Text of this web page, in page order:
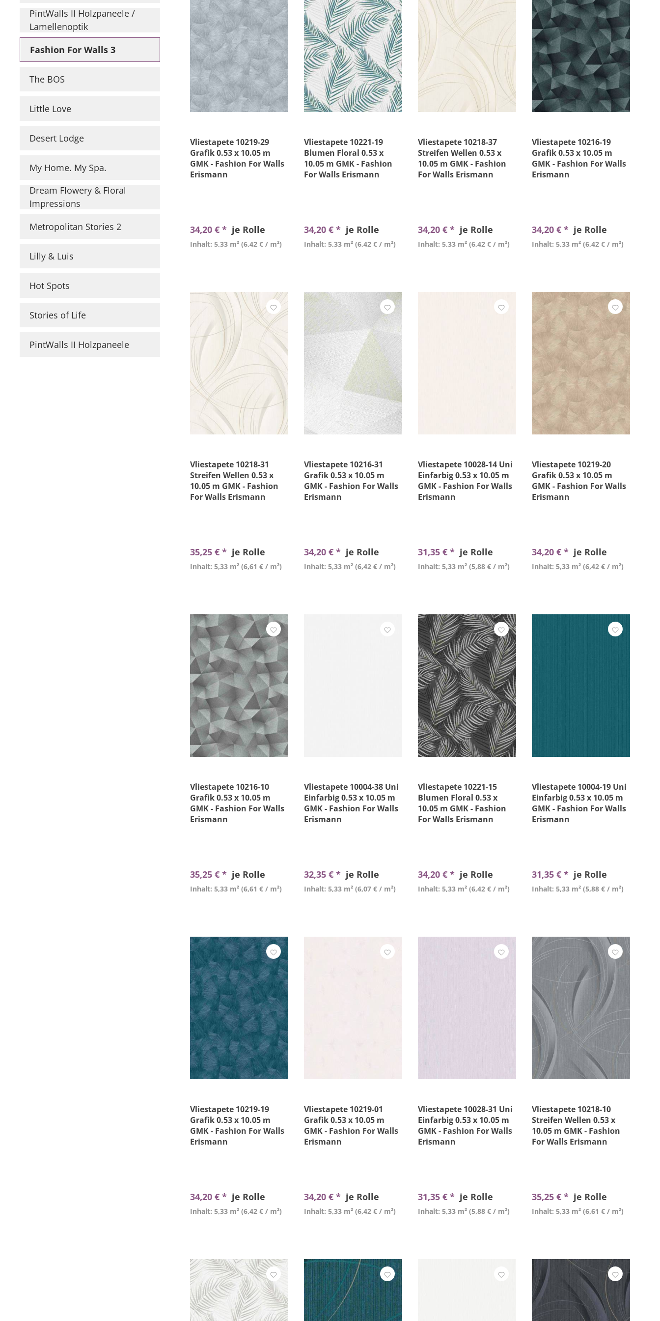
Marken & Designer
Tapeten
Guido Maria
Kretschmer
Versace
Barbara Home
Elle Decoration
Farbinformationen
Raumgestaltungsideen
Maler ABC
PintWalls II Holzpaneele /
Lamellenoptik
Fashion For Walls 3
The BOS
Little Love
Desert Lodge
My Home. My Spa.
Dream Flowery & Floral
Impressions
Metropolitan Stories 2
Lilly & Luis
Hot Spots
Stories of Life
PintWalls II Holzpaneele
Länge Material Muster & Stil
Preis Versandkostenfrei
Vliestapete 10219-29
Grafik 0.53 x 10.05 m
GMK - Fashion For Walls
Erismann
34,20 € * je Rolle
Inhalt: 5,33 m² (6,42 € / m²)
Vliestapete 10221-19
Blumen Floral 0.53 x
10.05 m GMK - Fashion
For Walls Erismann
34,20 € * je Rolle
Inhalt: 5,33 m² (6,42 € / m²)
Vliestapete 10218-37
Streifen Wellen 0.53 x
10.05 m GMK - Fashion
For Walls Erismann
34,20 € * je Rolle
Inhalt: 5,33 m² (6,42 € / m²)
Vliestapete 10216-19
Grafik 0.53 x 10.05 m
GMK - Fashion For Walls
Erismann
34,20 € * je Rolle
Inhalt: 5,33 m² (6,42 € / m²)
Vliestapete 10218-31
Streifen Wellen 0.53 x
10.05 m GMK - Fashion
For Walls Erismann
35,25 € * je Rolle
Inhalt: 5,33 m² (6,61 € / m²)
Vliestapete 10216-31
Grafik 0.53 x 10.05 m
GMK - Fashion For Walls
Erismann
34,20 € * je Rolle
Inhalt: 5,33 m² (6,42 € / m²)
Vliestapete 10028-14 Uni
Einfarbig 0.53 x 10.05 m
GMK - Fashion For Walls
Erismann
31,35 € * je Rolle
Inhalt: 5,33 m² (5,88 € / m²)
Vliestapete 10219-20
Grafik 0.53 x 10.05 m
GMK - Fashion For Walls
Erismann
34,20 € * je Rolle
Inhalt: 5,33 m² (6,42 € / m²)
Vliestapete 10216-10
Grafik 0.53 x 10.05 m
GMK - Fashion For Walls
Erismann
35,25 € * je Rolle
Inhalt: 5,33 m² (6,61 € / m²)
Vliestapete 10004-38 Uni
Einfarbig 0.53 x 10.05 m
GMK - Fashion For Walls
Erismann
32,35 € * je Rolle
Inhalt: 5,33 m² (6,07 € / m²)
Vliestapete 10221-15
Blumen Floral 0.53 x
10.05 m GMK - Fashion
For Walls Erismann
34,20 € * je Rolle
Inhalt: 5,33 m² (6,42 € / m²)
Vliestapete 10004-19 Uni
Einfarbig 0.53 x 10.05 m
GMK - Fashion For Walls
Erismann
31,35 € * je Rolle
Inhalt: 5,33 m² (5,88 € / m²)
Vliestapete 10219-19
Grafik 0.53 x 10.05 m
GMK - Fashion For Walls
Erismann
34,20 € * je Rolle
Inhalt: 5,33 m² (6,42 € / m²)
Vliestapete 10219-01
Grafik 0.53 x 10.05 m
GMK - Fashion For Walls
Erismann
34,20 € * je Rolle
Inhalt: 5,33 m² (6,42 € / m²)
Vliestapete 10028-31 Uni
Einfarbig 0.53 x 10.05 m
GMK - Fashion For Walls
Erismann
31,35 € * je Rolle
Inhalt: 5,33 m² (5,88 € / m²)
Vliestapete 10218-10
Streifen Wellen 0.53 x
10.05 m GMK - Fashion
For Walls Erismann
35,25 € * je Rolle
Inhalt: 5,33 m² (6,61 € / m²)